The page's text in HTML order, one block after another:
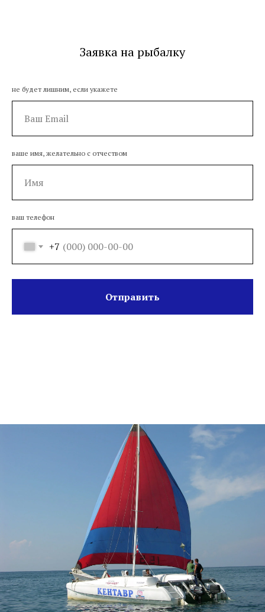
Заявка на рыбалку
не будет лишним, если укажете
ваше имя, желательно с отчеством
ваш телефон
+7
Отправить